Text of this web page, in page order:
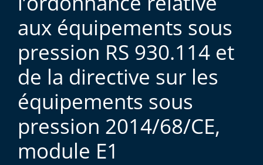
aux équipements sous
pression RS 930.114 et
de la directive sur les
équipements sous
pression 2014/68/CE,
module E1